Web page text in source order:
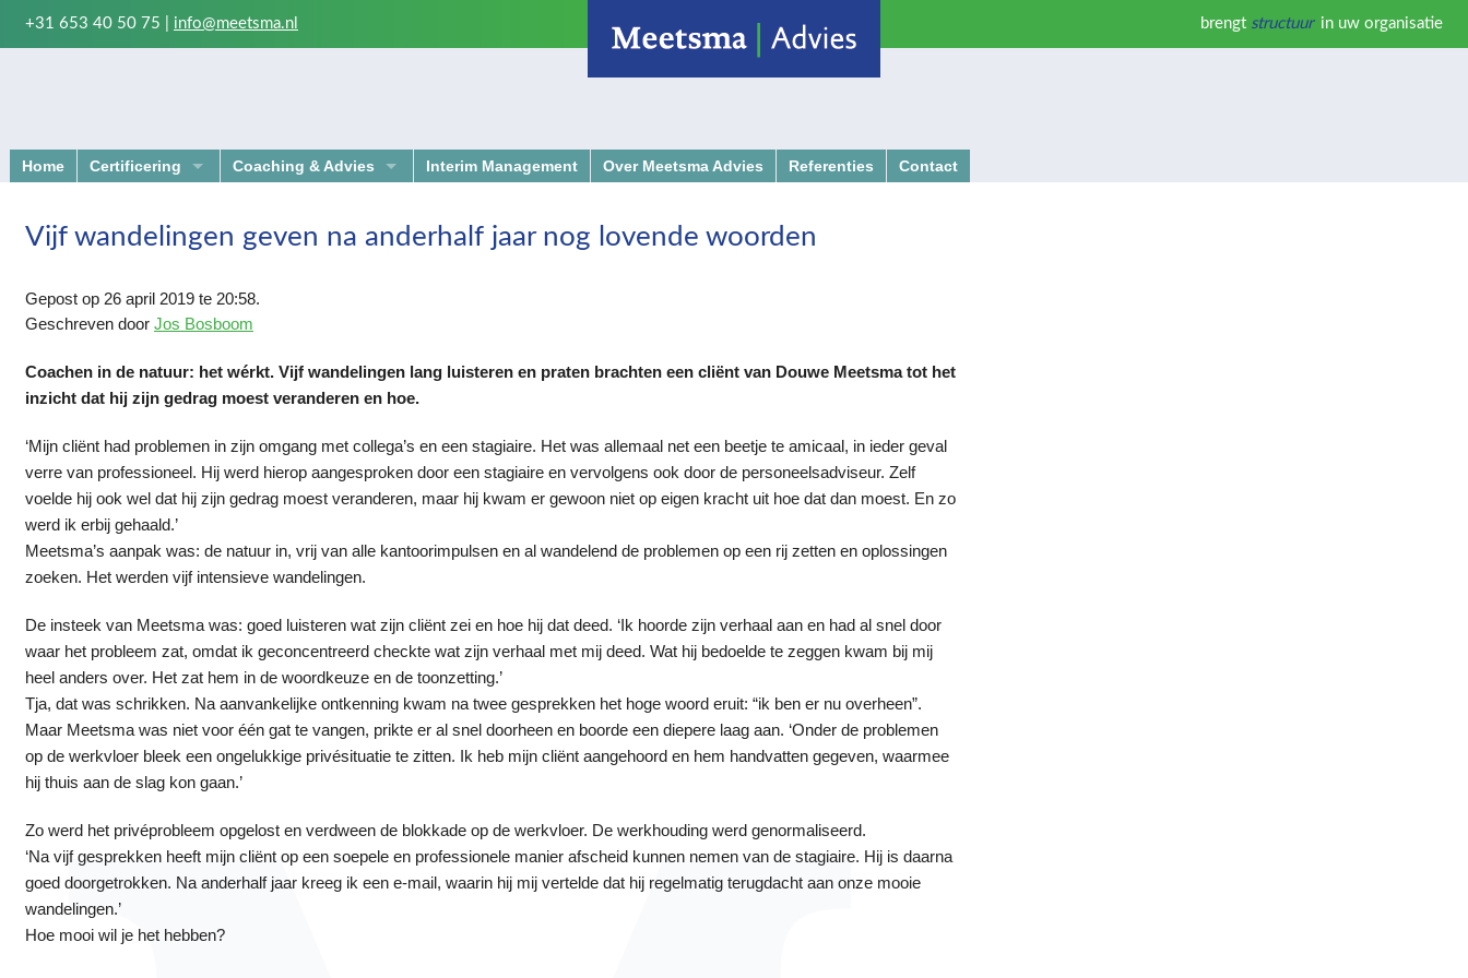
+31 653 40 50 75 | info@meetsma.nl brengt structuur in uw organisatie
Home Certificering
Verbetering bedrijfsvoering
Kwaliteitszorg en de ISO 9000-normen
Coaching & Advies
Wat u mag verwachten van uw coach
Begeleiden van (re)organisaties
In company trainingen
Interim Management Over Meetsma Advies Referenties Contact
Vijf wandelingen geven na anderhalf jaar nog lovende woorden
Gepost op 26 april 2019 te 20:58.
Geschreven door Jos Bosboom
Coachen in de natuur: het wérkt. Vijf wandelingen lang luisteren en praten brachten een cliënt van Douwe Meetsma tot het
inzicht dat hij zijn gedrag moest veranderen en hoe.
‘Mijn cliënt had problemen in zijn omgang met collega’s en een stagiaire. Het was allemaal net een beetje te amicaal, in ieder geval
verre van professioneel. Hij werd hierop aangesproken door een stagiaire en vervolgens ook door de personeelsadviseur. Zelf
voelde hij ook wel dat hij zijn gedrag moest veranderen, maar hij kwam er gewoon niet op eigen kracht uit hoe dat dan moest. En zo
werd ik erbij gehaald.’
Meetsma’s aanpak was: de natuur in, vrij van alle kantoorimpulsen en al wandelend de problemen op een rij zetten en oplossingen
zoeken. Het werden vijf intensieve wandelingen.
De insteek van Meetsma was: goed luisteren wat zijn cliënt zei en hoe hij dat deed. ‘Ik hoorde zijn verhaal aan en had al snel door
waar het probleem zat, omdat ik geconcentreerd checkte wat zijn verhaal met mij deed. Wat hij bedoelde te zeggen kwam bij mij
heel anders over. Het zat hem in de woordkeuze en de toonzetting.’
Tja, dat was schrikken. Na aanvankelijke ontkenning kwam na twee gesprekken het hoge woord eruit: “ik ben er nu overheen”.
Maar Meetsma was niet voor één gat te vangen, prikte er al snel doorheen en boorde een diepere laag aan. ‘Onder de problemen
op de werkvloer bleek een ongelukkige privésituatie te zitten. Ik heb mijn cliënt aangehoord en hem handvatten gegeven, waarmee
hij thuis aan de slag kon gaan.’
Zo werd het privéprobleem opgelost en verdween de blokkade op de werkvloer. De werkhouding werd genormaliseerd.
‘Na vijf gesprekken heeft mijn cliënt op een soepele en professionele manier afscheid kunnen nemen van de stagiaire. Hij is daarna
goed doorgetrokken. Na anderhalf jaar kreeg ik een e-mail, waarin hij mij vertelde dat hij regelmatig terugdacht aan onze mooie
wandelingen.’
Hoe mooi wil je het hebben?